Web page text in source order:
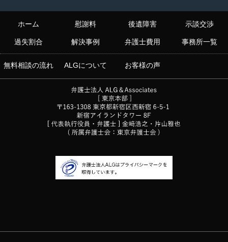
ホーム 慰謝料 後遺障害 示談交渉
過失割合 解決事例 弁護士費用 事務所一覧
無料相談の流れ ALGについて お客様の声